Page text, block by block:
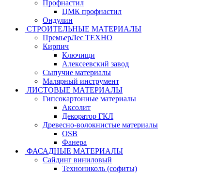
Профнастил
ЦМК профнастил
Ондулин
СТРОИТЕЛЬНЫЕ МАТЕРИАЛЫ
ПремьерЛес ТЕХНО
Кирпич
Ключищи
Алексеевский завод
Сыпучие материалы
Малярный инструмент
ЛИСТОВЫЕ МАТЕРИАЛЫ
Гипсокартонные материалы
Аксолит
Декоратор ГКЛ
Древесно-волокнистые материалы
OSB
Фанера
ФАСАДНЫЕ МАТЕРИАЛЫ
Сайдинг виниловый
Технониколь (софиты)